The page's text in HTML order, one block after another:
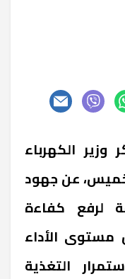
الكهرباء
عن جهود
لرفع كفاءة
مستوى الأداء
التغذية